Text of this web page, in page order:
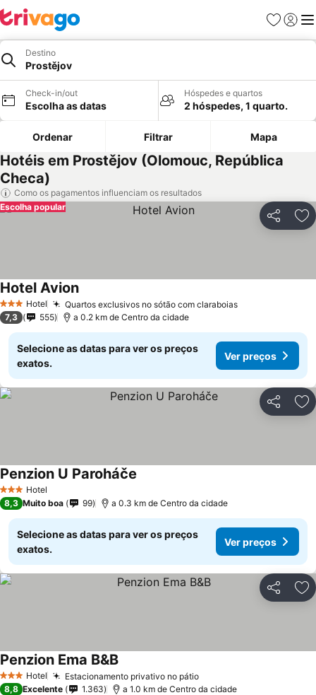
Favoritos
Iniciar
Destino
Prostějov
Check-in/out
Escolha as datas
Hóspedes e quartos
2 hóspedes, 1 quarto.
Ordenar Filtrar Mapa
Hotéis em Prostějov (Olomouc, República
Checa)
Como os pagamentos influenciam os resultados
Partilhar
Escolha popular
3 EstrelasHotel Quartos exclusivos no sótão com claraboiasVer preços
Hotel AvionVer preços
7,3 555 a 0.2 km de Centro da cidade
Selecione as datas para ver os preços
exatos.
Ver preços
Partilhar
3 EstrelasHotel
Penzion U Paroháče
8,3 Muito boa 99 a 0.3 km de Centro da cidade
Selecione as datas para ver os preços
exatos.
Ver preços
Partilhar
3 EstrelasHotel Estacionamento privativo no pátioVer preços
Penzion Ema B&BVer preços
8,8 Excelente 1.363 a 1.0 km de Centro da cidade